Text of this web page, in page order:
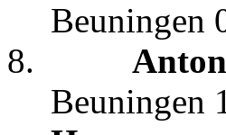
Beuningen
8.
Beuningen